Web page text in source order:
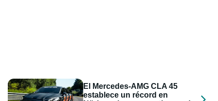
El Mercedes-AMG CLA 45
establece un récord en